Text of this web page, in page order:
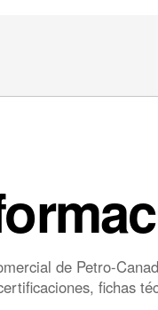
de Petro-
fichas